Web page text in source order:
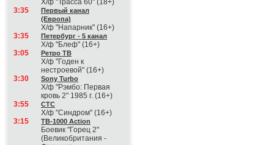
Х/ф "Трасса 60" (18+)
3:35
Первый канал
(Европа)
Х/ф "Напарник" (16+)
3:35
Петербург - 5 канал
Х/ф "Блеф" (16+)
3:05
Ретро ТВ
Х/ф "Годен к
нестроевой" (16+)
3:30
Sony Turbo
Х/ф "Рэмбо: Первая
кровь 2" 1985 г. (16+)
3:55
СТС
Х/ф "Синдром" (16+)
3:15
ТВ-1000 Action
Боевик "Горец 2"
(Великобритания -